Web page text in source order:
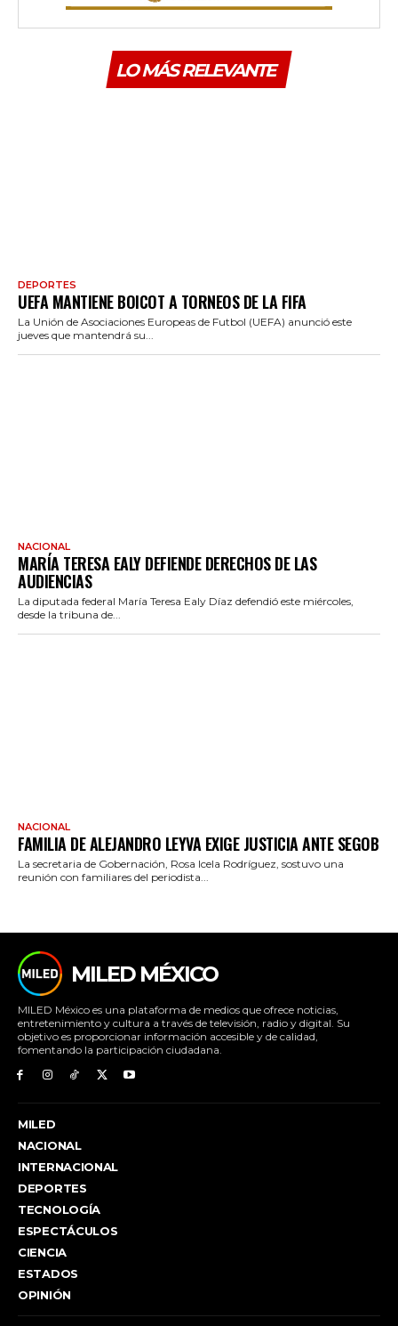
LO MÁS RELEVANTE
DEPORTES
UEFA MANTIENE BOICOT A TORNEOS DE LA FIFA
La Unión de Asociaciones Europeas de Futbol (UEFA) anunció este
jueves que mantendrá su...
NACIONAL
MARÍA TERESA EALY DEFIENDE DERECHOS DE LAS
AUDIENCIAS
La diputada federal María Teresa Ealy Díaz defendió este miércoles,
desde la tribuna de...
NACIONAL
FAMILIA DE ALEJANDRO LEYVA EXIGE JUSTICIA ANTE SEGOB
La secretaria de Gobernación, Rosa Icela Rodríguez, sostuvo una
reunión con familiares del periodista...
MILED MÉXICO
MILED México es una plataforma de medios que ofrece noticias,
entretenimiento y cultura a través de televisión, radio y digital. Su
objetivo es proporcionar información accesible y de calidad,
fomentando la participación ciudadana.
MILED
NACIONAL
INTERNACIONAL
DEPORTES
TECNOLOGÍA
ESPECTÁCULOS
CIENCIA
ESTADOS
OPINIÓN